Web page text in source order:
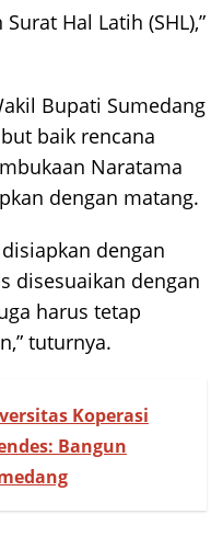
Hal Latih (SHL),”
Bupati Sumedang
baik rencana
Naratama
dengan matang.
dengan
disesuaikan dengan
harus tetap
tuturnya.
Koperasi
Bangun